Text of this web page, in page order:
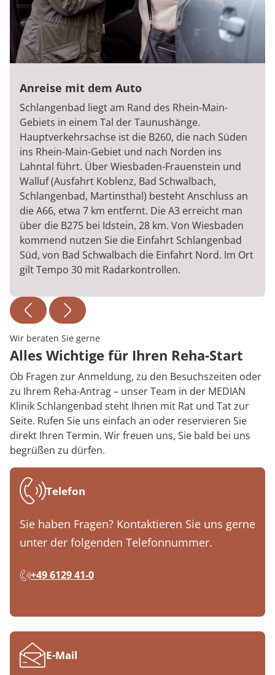
Anreise mit dem Auto
Schlangenbad liegt am Rand des Rhein-Main-
Gebiets in einem Tal der Taunushänge.
Hauptverkehrsachse ist die B260, die nach Süden
ins Rhein-Main-Gebiet und nach Norden ins
Lahntal führt. Über Wiesbaden-Frauenstein und
Walluf (Ausfahrt Koblenz, Bad Schwalbach,
Schlangenbad, Martinsthal) besteht Anschluss an
die A66, etwa 7 km entfernt. Die A3 erreicht man
über die B275 bei Idstein, 28 km. Von Wiesbaden
kommend nutzen Sie die Einfahrt Schlangenbad
Süd, von Bad Schwalbach die Einfahrt Nord. Im Ort
gilt Tempo 30 mit Radarkontrollen.
Wir beraten Sie gerne
Alles Wichtige für Ihren Reha-Start
Ob Fragen zur Anmeldung, zu den Besuchszeiten oder
zu Ihrem Reha-Antrag – unser Team in der MEDIAN
Klinik Schlangenbad steht Ihnen mit Rat und Tat zur
Seite. Rufen Sie uns einfach an oder reservieren Sie
direkt Ihren Termin. Wir freuen uns, Sie bald bei uns
begrüßen zu dürfen.
Telefon
Sie haben Fragen? Kontaktieren Sie uns gerne
unter der folgenden Telefonnummer.
+49 6129 41-0
E-Mail